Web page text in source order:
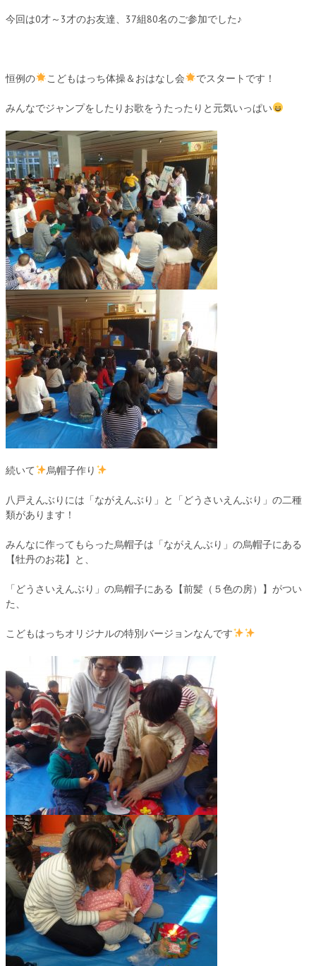
今回は0才～3才のお友達、37組80名のご参加でした♪
恒例の こどもはっち体操＆おはなし会 でスタートです！
みんなでジャンプをしたりお歌をうたったりと元気いっぱい
続いて 烏帽子作り
八戸えんぶりには「ながえんぶり」と「どうさいえんぶり」の二種
類があります！
みんなに作ってもらった烏帽子は「ながえんぶり」の烏帽子にある
【牡丹のお花】と、
「どうさいえんぶり」の烏帽子にある【前髪（５色の房）】がつい
た、
こどもはっちオリジナルの特別バージョンなんです